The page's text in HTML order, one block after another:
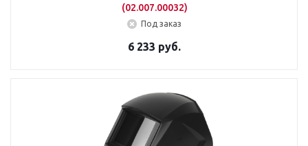
(02.007.00032)
Под заказ
6 233 руб.